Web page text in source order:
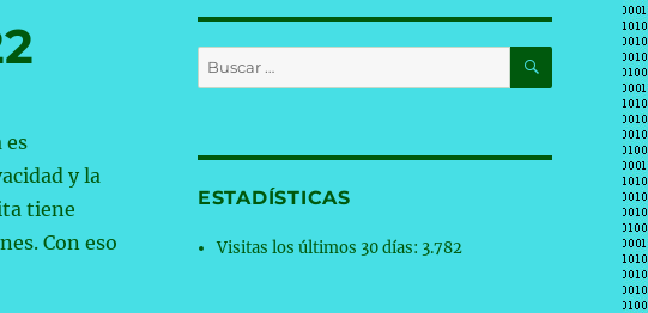
es
y la
tiene
Con eso
Buscar
por:
BUSCAR
ESTADÍSTICAS
Visitas los últimos 30 días: 3.782